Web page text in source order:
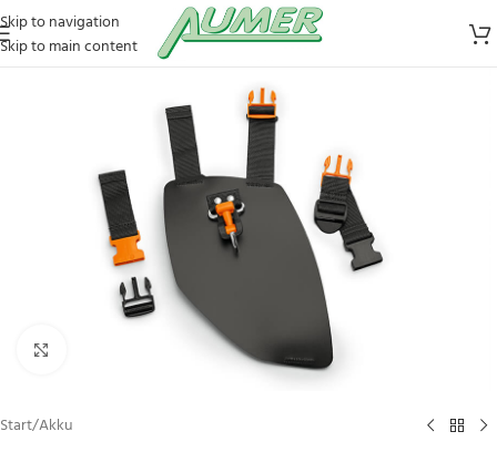
Skip to navigation
Skip to main content
Start/Akku